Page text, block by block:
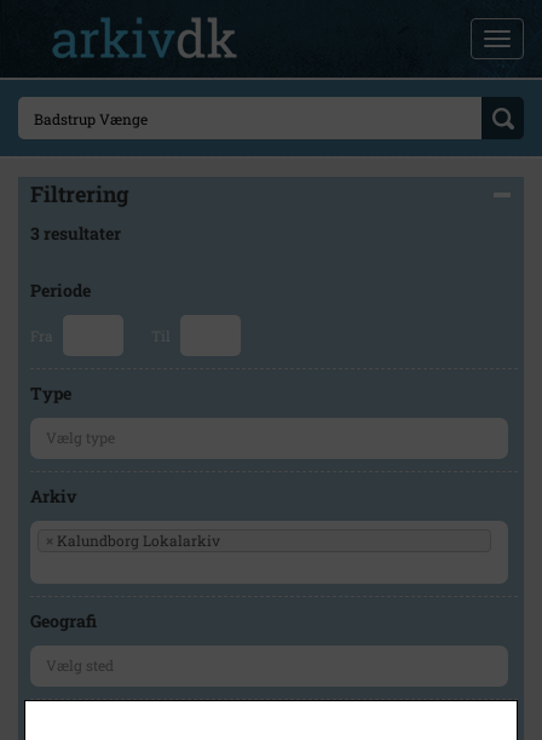
Filtrering
3 resultater
Periode
Fra Til
Type
Arkiv
× Kalundborg Lokalarkiv
Geografi